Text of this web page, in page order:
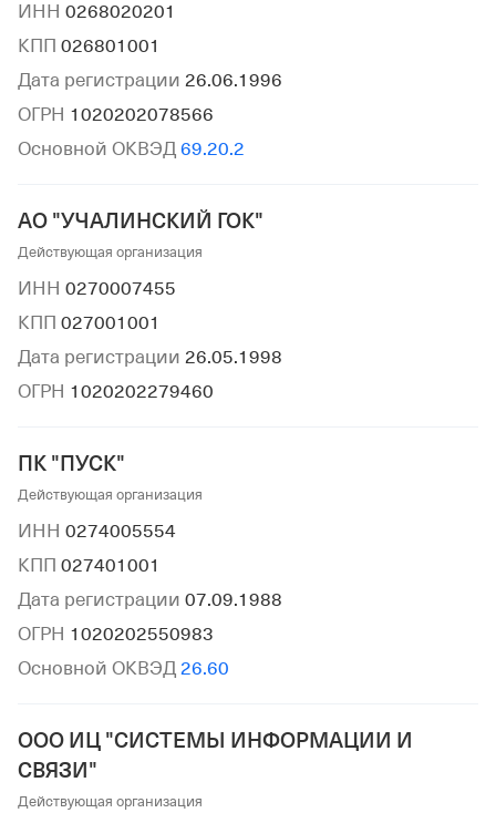
ИНН 0268020201
КПП 026801001
Дата регистрации 26.06.1996
ОГРН 1020202078566
Основной ОКВЭД 69.20.2
АО "УЧАЛИНСКИЙ ГОК"
Действующая организация
ИНН 0270007455
КПП 027001001
Дата регистрации 26.05.1998
ОГРН 1020202279460
ПК "ПУСК"
Действующая организация
ИНН 0274005554
КПП 027401001
Дата регистрации 07.09.1988
ОГРН 1020202550983
Основной ОКВЭД 26.60
ООО ИЦ "СИСТЕМЫ ИНФОРМАЦИИ И
СВЯЗИ"
Действующая организация